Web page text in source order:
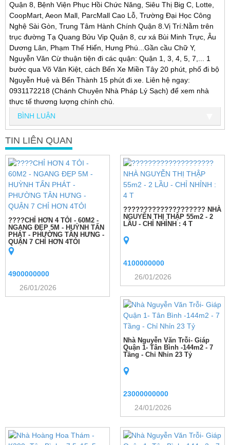
Quận 8, Bệnh Viện Phục Hồi Chức Năng, Siêu Thị Big C, Lotte,
CoopMart, Aeon Mall, ParcMall Cao Lỗ, Trường Đại Học Công
Nghệ Sài Gòn, Trung Tâm Hành Chính Quận 8.Vị Trí:Nằm trên
trục đường Tạ Quang Bửu Vip Quận 8, cư xá Bùi Minh Trực, Âu
Dương Lân, Phạm Thế Hiển, Hưng Phú...Gần cầu Chữ Y,
Nguyễn Văn Cừ thuận tiện đi các quận: Quận 1, 3, 4, 5, 7,... 1
bước qua Võ Văn Kiệt, cách Bến Xe Miền Tây 20 phút, phố đi bộ
Nguyễn Huệ và Bến Thành 15 phút đi xe. Liên hệ ngay:
0931172218 (Chánh Chuyên Nhà Pháp Lý Sạch) để xem nhà
thực tế thương lượng chính chủ.
BÌNH LUẬN
TIN LIÊN QUAN
????CHỈ HƠN 4 TỎI - 60M2 -
NGANG ĐẸP 5M - HUỲNH TẤN
PHÁT - PHƯỜNG TÂN HƯNG -
QUẬN 7 CHỈ HƠN 4TỎI
4900000000
26/01/2026
???????????????????? NHÀ
NGUYỄN THỊ THẬP 55m2 - 2
LẦU - CHỈ NHỈNH : 4 T
4100000000
26/01/2026
Nhà Nguyễn Văn Trỗi- Giáp
Quận 1- Tân Bình -144m2 - 7
Tầng - Chỉ Nhỉn 23 Tỷ
23000000000
24/01/2026